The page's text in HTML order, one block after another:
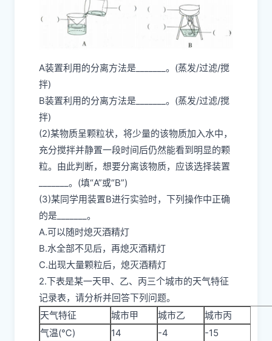
A装置利用的分离方法是_______。(蒸发/过滤/搅
拌)
B装置利用的分离方法是_______。(蒸发/过滤/搅
拌)
(2)某物质呈颗粒状，将少量的该物质加入水中，
充分搅拌并静置一段时间后仍然能看到明显的颗
粒。由此判断，想要分离该物质，应该选择装置
_______。(填“A”或“B”)
(3)某同学用装置B进行实验时，下列操作中正确
的是_______。
A.可以随时熄灭酒精灯
B.水全部不见后，再熄灭酒精灯
C.出现大量颗粒后，熄灭酒精灯
2.下表是某一天甲、乙、丙三个城市的天气特征
记录表，请分析并回答下列问题。
天气特征
城市甲 城市乙
城市丙
气温(℃)
14 -4
-15